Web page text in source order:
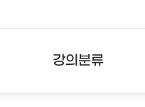
강의분류